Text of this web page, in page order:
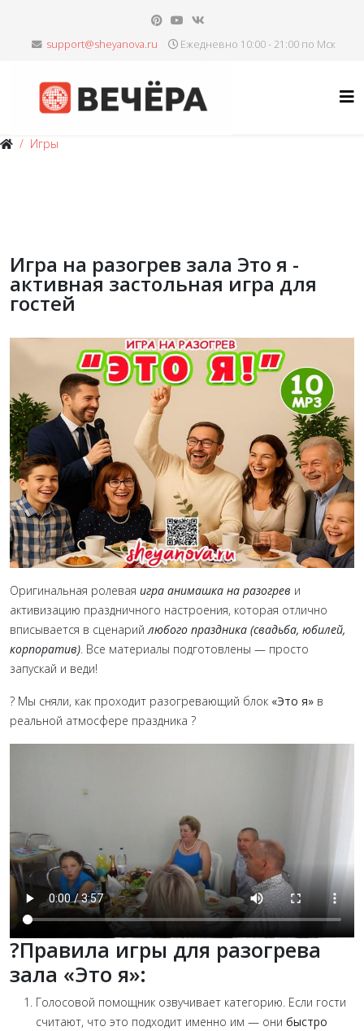
Ежедневно 10:00 - 21:00 по Мск
Игры
Игра на разогрев зала Это я -
активная застольная игра для
гостей
Оригинальная ролевая игра анимашка на разогрев и
активизацию праздничного настроения, которая отлично
вписывается в сценарий любого праздника (свадьба, юбилей,
корпоратив) . Все материалы подготовлены — просто
запускай и веди!
? Мы сняли, как проходит разогревающий блок «Это я» в
реальной атмосфере праздника ?
?Правила игры для разогрева
зала «Это я»:
Голосовой помощник озвучивает категорию. Если гости
считают, что это подходит именно им — они быстро